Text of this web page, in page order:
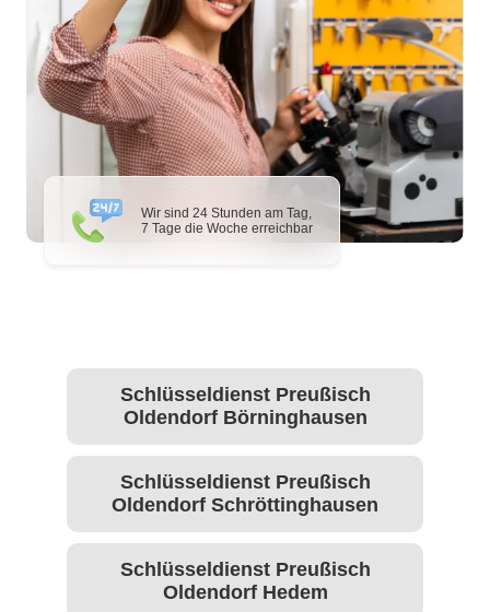
Wir sind 24 Stunden am Tag,
7 Tage die Woche erreichbar
Schlüsseldienst Preußisch
Oldendorf Börninghausen
Schlüsseldienst Preußisch
Oldendorf Schröttinghausen
Schlüsseldienst Preußisch
Oldendorf Hedem